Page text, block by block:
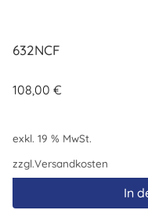
632NCF
108,00 €
exkl. 19 % MwSt.
zzgl.Versandkosten
In